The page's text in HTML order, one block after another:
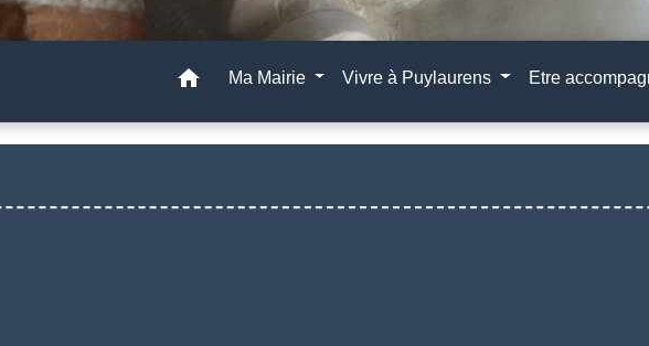
home Ma Mairie Vivre à Puylaurens Etre